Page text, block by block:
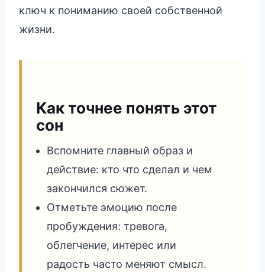
ключ к пониманию своей собственной
жизни.
Как точнее понять этот
сон
Вспомните главный образ и
действие: кто что сделал и чем
закончился сюжет.
Отметьте эмоцию после
пробуждения: тревога,
облегчение, интерес или
радость часто меняют смысл.